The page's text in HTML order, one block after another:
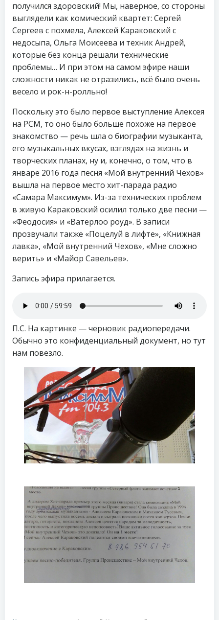
получился здоровский! Мы, наверное, со стороны
выглядели как комический квартет: Сергей
Сергеев с похмела, Алексей Караковский с
недосыпа, Ольга Моисеева и техник Андрей,
которые без конца решали технические
проблемы… И при этом на самом эфире наши
сложности никак не отразились, всё было очень
весело и рок-н-ролльно!
Поскольку это было первое выступление Алексея
на РСМ, то оно было больше похоже на первое
знакомство — речь шла о биографии музыканта,
его музыкальных вкусах, взглядах на жизнь и
творческих планах, ну и, конечно, о том, что в
январе 2016 года песня «Мой внутренний Чехов»
вышла на первое место хит-парада радио
«Самара Максимум». Из-за технических проблем
в живую Караковский осилил только две песни —
«Феодосия» и «Ватерлоо роуд». В записи
прозвучали также «Поцелуй в лифте», «Книжная
лавка», «Мой внутренний Чехов», «Мне сложно
верить» и «Майор Савельев».
Запись эфира прилагается.
П.С. На картинке — черновик радиопередачи.
Обычно это конфиденциальный документ, но тут
нам повезло.